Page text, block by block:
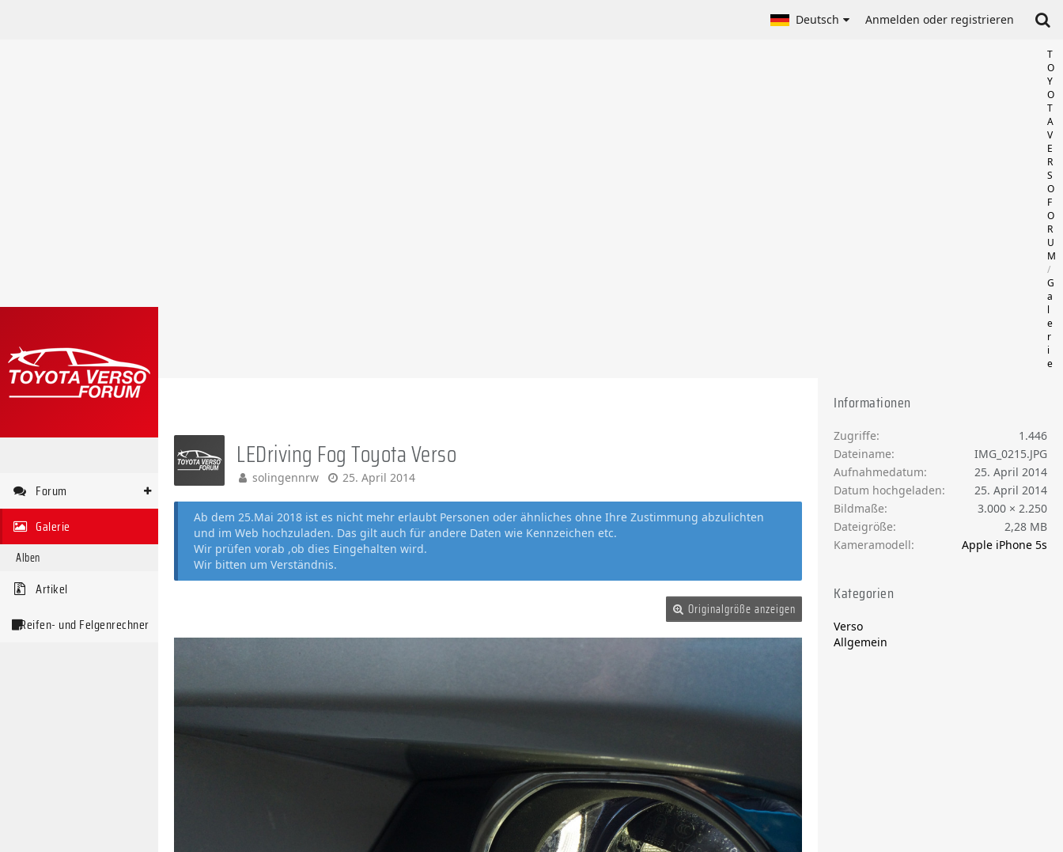
Deutsch Anmelden oder registrieren
T
O
Y
O
T
A
V
E
R
S
O
F
O
R
U
M
G
a
l
e
r
i
e
Forum
Galerie
Alben
Artikel
Reifen- und Felgenrechner
LEDriving Fog Toyota Verso
solingennrw 25. April 2014
Ab dem 25.Mai 2018 ist es nicht mehr erlaubt Personen oder ähnliches ohne Ihre Zustimmung abzulichten
und im Web hochzuladen. Das gilt auch für andere Daten wie Kennzeichen etc.
Wir prüfen vorab ,ob dies Eingehalten wird.
Wir bitten um Verständnis.
Originalgröße anzeigen
Informationen
Zugriffe
1.446
Dateiname
IMG_0215.JPG
Aufnahmedatum
25. April 2014
Datum hochgeladen
25. April 2014
Bildmaße
3.000 × 2.250
Dateigröße
2,28 MB
Kameramodell
Apple iPhone 5s
Kategorien
Verso
Allgemein